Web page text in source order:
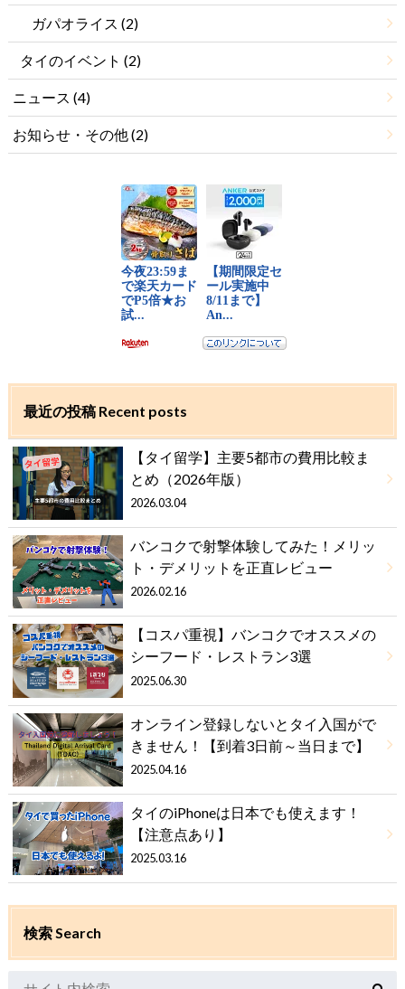
ガパオライス (2)
タイのイベント (2)
ニュース (4)
お知らせ・その他(2)
最近の投稿 Recent posts
【タイ留学】主要5都市の費用比較ま
とめ（2026年版）
2026.03.04
バンコクで射撃体験してみた！メリッ
ト・デメリットを正直レビュー
2026.02.16
【コスパ重視】バンコクでオススメの
シーフード・レストラン3選
2025.06.30
オンライン登録しないとタイ入国がで
きません！【到着3日前～当日まで】
2025.04.16
タイのiPhoneは日本でも使えます！
【注意点あり】
2025.03.16
検索 Search